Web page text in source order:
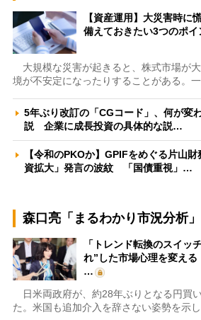
【資産運用】大災害時に
備えておきたい3つのポ
大規模な災害が起きると、株式市場が
境が不安定になったりすることがある。
5年ぶり改訂の「CGコード」、何が変
説 企業に成長投資の具体的な説…
【令和のPKOか】GPIFをめぐる片山
資拡大」発言の波紋 「国債重視」…
森口亮「まるわかり市況分析」
「トレンド転換のスイッ
れ”した市場心理を変える
…
日米両政府が、約28年ぶりとなる円買
た。米国も追加介入を辞さない姿勢を示